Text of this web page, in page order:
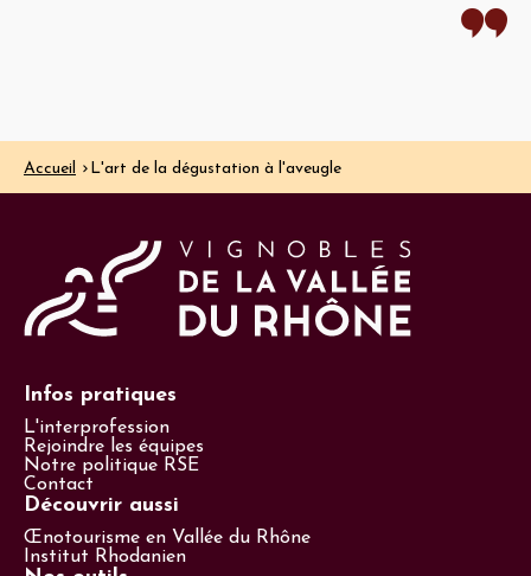
Accueil L'art de la dégustation à l'aveugle
Infos pratiques
L'interprofession
Rejoindre les équipes
Notre politique RSE
Contact
Découvrir aussi
Œnotourisme en Vallée du Rhône
Institut Rhodanien